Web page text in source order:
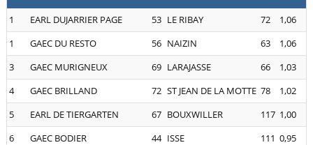
1 EARL DUJARRIER PAGE 53 LE RIBAY 72
1,06
1
GAEC DU RESTO 56 NAIZIN 63
1,06
3
GAEC MURIGNEUX 69 LARAJASSE 66
1,03
4
GAEC BRILLAND 72 ST JEAN DE LA MOTTE 78
1,02
5
EARL DE TIERGARTEN 67 BOUXWILLER 117 1,00
6
GAEC BODIER 44 ISSE 111 0,95